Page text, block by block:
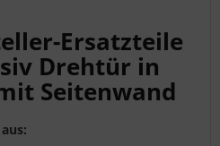
Ersatzteile
Drehtür in
Seitenwand